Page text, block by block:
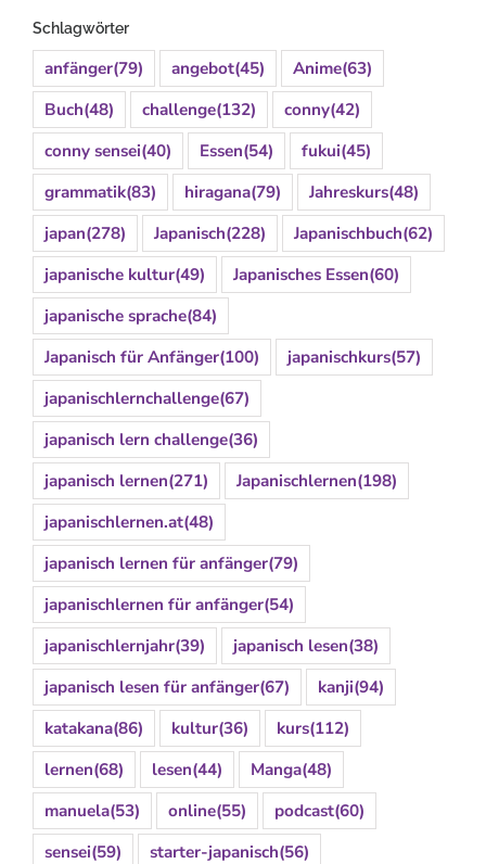
Schlagwörter
anfänger(79) angebot(45) Anime(63)
Buch(48) challenge(132) conny(42)
conny sensei(40) Essen(54) fukui(45)
grammatik(83) hiragana(79) Jahreskurs(48)
japan(278) Japanisch(228) Japanischbuch(62)
japanische kultur(49) Japanisches Essen(60)
japanische sprache(84)
Japanisch für Anfänger(100) japanischkurs(57)
japanischlernchallenge(67)
japanisch lern challenge(36)
japanisch lernen(271) Japanischlernen(198)
japanischlernen.at(48)
japanisch lernen für anfänger(79)
japanischlernen für anfänger(54)
japanischlernjahr(39) japanisch lesen(38)
japanisch lesen für anfänger(67) kanji(94)
katakana(86) kultur(36) kurs(112)
lernen(68) lesen(44) Manga(48)
manuela(53) online(55) podcast(60)
sensei(59) starter-japanisch(56)